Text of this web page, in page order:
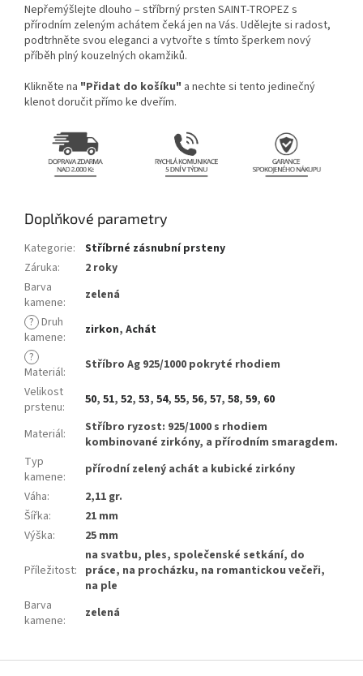
Nepřemýšlejte dlouho – stříbrný prsten SAINT-TROPEZ s
přírodním zeleným achátem čeká jen na Vás. Udělejte si radost,
podtrhněte svou eleganci a vytvořte s tímto šperkem nový
příběh plný kouzelných okamžiků.
Klikněte na "Přidat do košíku" a nechte si tento jedinečný
klenot doručit přímo ke dveřím.
Doplňkové parametry
Kategorie:
Stříbrné zásnubní prsteny
Záruka:
2 roky
Barva
kamene:
zelená
? Druh
kamene: zirkon, Achát
?
Materiál:
Stříbro Ag 925/1000 pokryté rhodiem
Velikost
prstenu: 50, 51, 52, 53, 54, 55, 56, 57, 58, 59, 60
Materiál:
Stříbro ryzost: 925/1000 s rhodiem
kombinované zirkóny, a přírodním smaragdem.
Typ
kamene:
přírodní zelený achát a kubické zirkóny
Váha:
2,11 gr.
Šířka:
21 mm
Výška: 25 mm
Příležitost:
na svatbu, ples, společenské setkání, do
práce, na procházku, na romantickou večeři,
na ple
Barva
kamene: zelená